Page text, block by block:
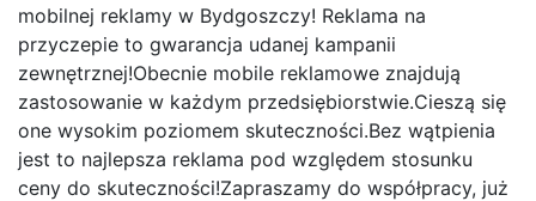
mobilnej reklamy w Bydgoszczy! Reklama na
przyczepie to gwarancja udanej kampanii
zewnętrznej!Obecnie mobile reklamowe znajdują
zastosowanie w każdym przedsiębiorstwie.Cieszą się
one wysokim poziomem skuteczności.Bez wątpienia
jest to najlepsza reklama pod względem stosunku
ceny do skuteczności!Zapraszamy do współpracy, już